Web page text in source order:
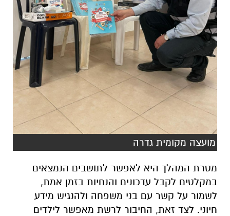
מועצה מקומית גדרה
מטרת המהלך היא לאפשר לתושבים הנמצאים
במקלטים לקבל עדכונים והנחיות בזמן אמת,
לשמור על קשר עם בני משפחה ולהנגיש מידע
חיוני. לצד זאת, החיבור לרשת מאפשר לילדים